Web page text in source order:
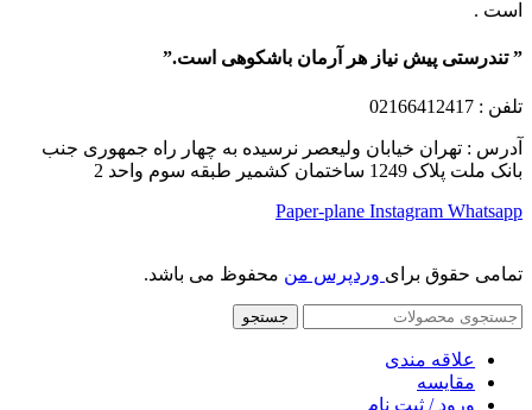
است .
” تندرستی پیش نیاز هر آرمان باشکوهی است.”
تلفن : 02166412417
آدرس : تهران خیابان ولیعصر نرسیده به چهار راه جمهوری جنب
بانک ملت پلاک 1249 ساختمان کشمیر طبقه سوم واحد 2
Paper-plane Instagram Whatsapp
تمامی حقوق برای وردپرس من محفوظ می باشد.
جستجو
علاقه مندی
مقایسه
ورود / ثبت نام